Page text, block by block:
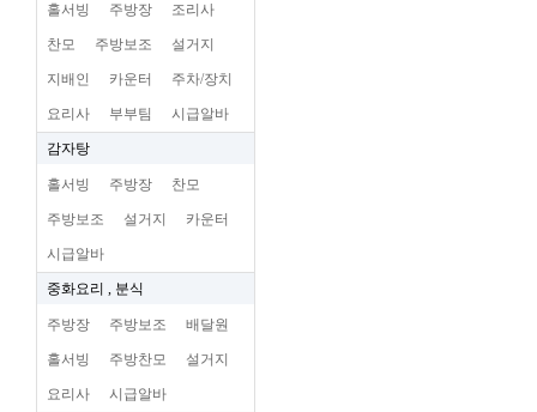
홀서빙 주방장 조리사
찬모 주방보조 설거지
지배인 카운터 주차/장치
요리사 부부팀 시급알바
감자탕
홀서빙 주방장 찬모
주방보조 설거지 카운터
시급알바
중화요리 , 분식
주방장 주방보조 배달원
홀서빙 주방찬모 설거지
요리사 시급알바